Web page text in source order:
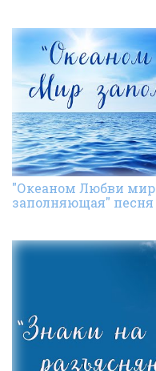
"Океаном Любви мир
заполняющая" песня